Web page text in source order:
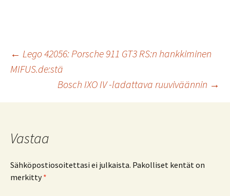
Artikkelien
selaus
← Lego 42056: Porsche 911 GT3 RS:n hankkiminen
MIFUS.de:stä
Bosch IXO IV -ladattava ruuviväännin →
Vastaa
Sähköpostiosoitettasi ei julkaista. Pakolliset kentät on
merkitty*